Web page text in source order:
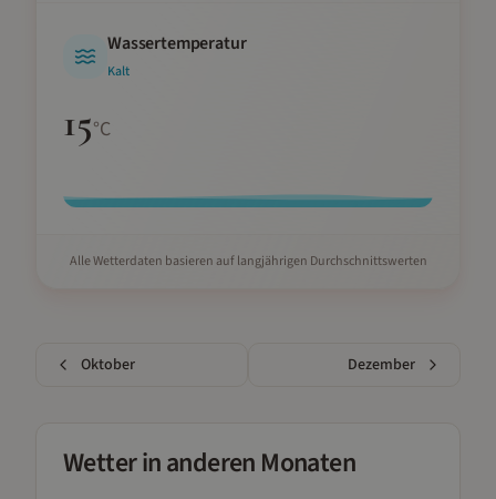
Wassertemperatur
Kalt
15°C
Alle Wetterdaten basieren auf langjährigen Durchschnittswerten
Oktober Dezember
Wetter in anderen Monaten